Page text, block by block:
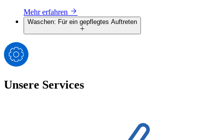
Mehr erfahren
Waschen: Für ein gepflegtes Auftreten
Unsere Services